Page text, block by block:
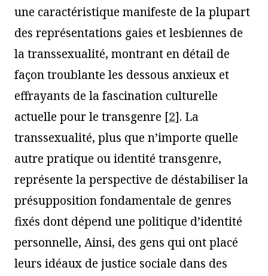
une caractéristique manifeste de la plupart
des représentations gaies et lesbiennes de
la transsexualité, montrant en détail de
façon troublante les dessous anxieux et
effrayants de la fascination culturelle
actuelle pour le transgenre [2]. La
transsexualité, plus que n’importe quelle
autre pratique ou identité transgenre,
représente la perspective de déstabiliser la
présupposition fondamentale de genres
fixés dont dépend une politique d’identité
personnelle, Ainsi, des gens qui ont placé
leurs idéaux de justice sociale dans des